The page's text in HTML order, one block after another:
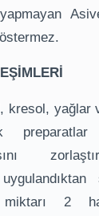
kresol, yağlar
miktarı 2